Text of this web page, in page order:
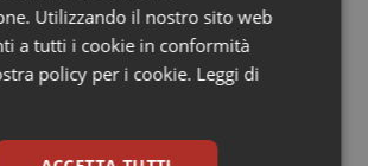
Polmone & Testa Collo
interessarti in
Utilizzando il nostro sito web
a tutti i cookie in conformità
policy per i cookie. Leggi di